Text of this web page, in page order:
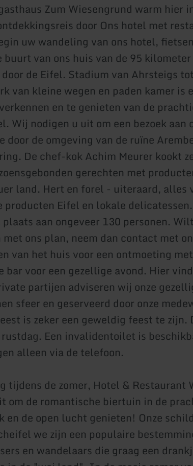
Zum Wiesengrund warm hier
door Ons hotel met
uw wandeling van ons hotel,
buurt van ons huis van de 95
de Eifel. Stadium van Ahrsteigs
van kleine wegen en paden kamer is
en te genieten van de
Wij nodigen u uit om een bezoek aan
door de omgeving van de ruïne
De chef-kok Achim Meurer kookt
gerechten met
land. Hert en forel - uiteraard, alles
producten Eifel en lokale
aan ongeveer 130 personen.
ons plan, neem dan contact met
van het huis voor een ontmoeting
bar voor een gezellige avond. Hier
partijen adviseren wij onze
sfeer en geserveerd door onze
is zeker een geweldig feest te zijn.
rustdag. Een invalidentoilet is
alleen via de telefoon.
tijdens de zomer, Hotel & Restaurant
om de romantische biertuin in de
en de open lucht genieten! Onze
we zijn een populaire
en wandelaars die graag een